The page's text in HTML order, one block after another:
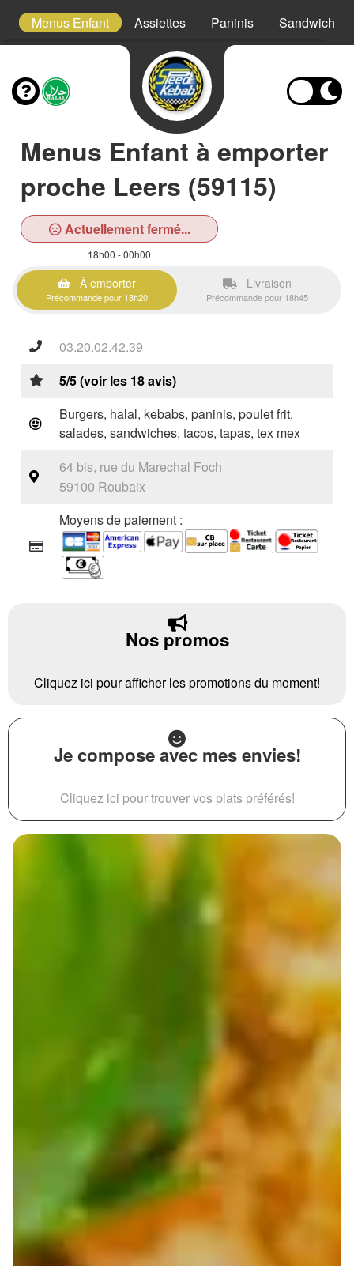
Menus Enfant Assiettes Paninis Sandwichs
Menus Enfant à emporter
proche Leers (59115)
Actuellement fermé...
18h00 - 00h00
À emporter
Précommande pour 18h20
Livraison
Précommande pour 18h45
03.20.02.42.39
5/5 (voir les 18 avis)
Burgers, halal, kebabs, paninis, poulet frit,
salades, sandwiches, tacos, tapas, tex mex
64 bis, rue du Marechal Foch
59100 Roubaix
Moyens de paiement :
Nos promos
Cliquez ici pour afficher les promotions du moment!
Je compose avec mes envies!
Cliquez ici pour trouver vos plats préférés!